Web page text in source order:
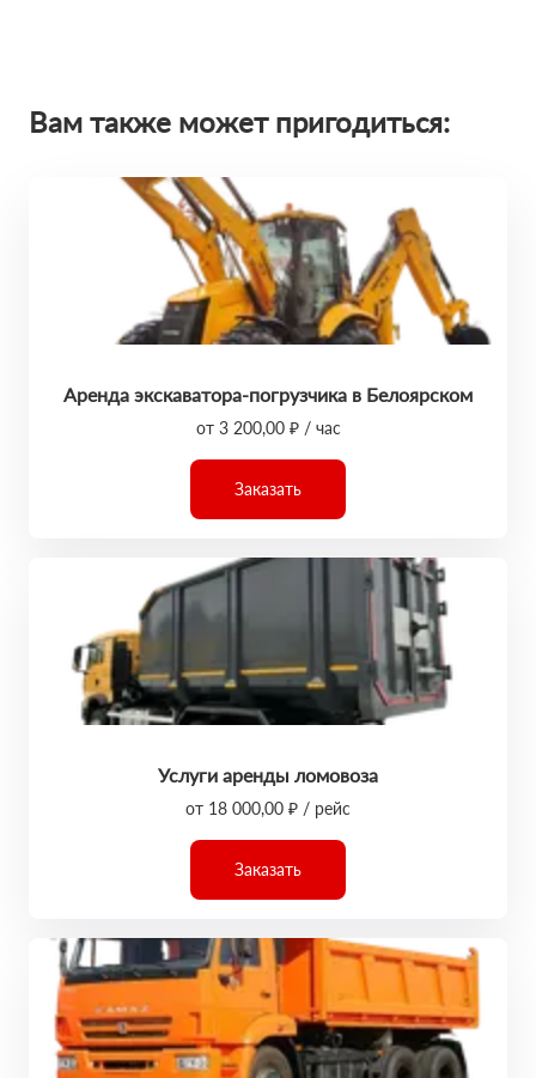
Вам также может пригодиться:
Аренда экскаватора-погрузчика в Белоярском
от 3 200,00 ₽ / час
Заказать
Услуги аренды ломовоза
от 18 000,00 ₽ / рейс
Заказать